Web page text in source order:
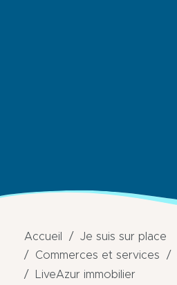
Accueil
Je suis sur place
Commerces et services
LiveAzur immobilier